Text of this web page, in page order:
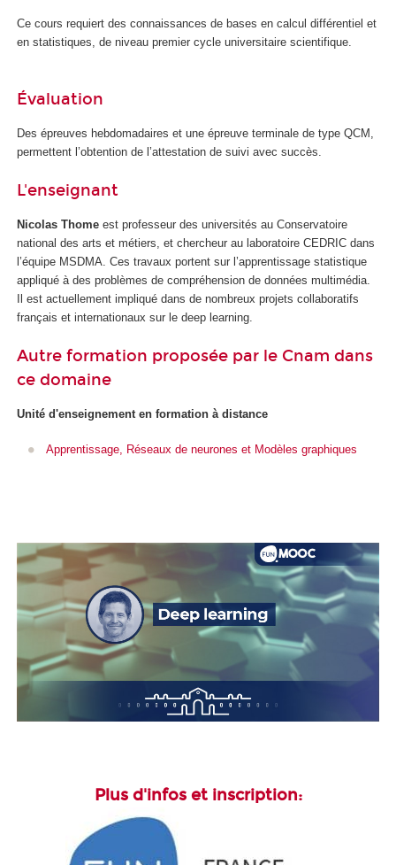
Ce cours requiert des connaissances de bases en calcul différentiel et
en statistiques, de niveau premier cycle universitaire scientifique.
Évaluation
Des épreuves hebdomadaires et une épreuve terminale de type QCM,
permettent l’obtention de l’attestation de suivi avec succès.
L'enseignant
Nicolas Thome est professeur des universités au Conservatoire
national des arts et métiers, et chercheur au laboratoire CEDRIC dans
l’équipe MSDMA. Ces travaux portent sur l’apprentissage statistique
appliqué à des problèmes de compréhension de données multimédia.
Il est actuellement impliqué dans de nombreux projets collaboratifs
français et internationaux sur le deep learning.
Autre formation proposée par le Cnam dans
ce domaine
Unité d'enseignement en formation à distance
Apprentissage, Réseaux de neurones et Modèles graphiques
Plus d'infos et inscription: